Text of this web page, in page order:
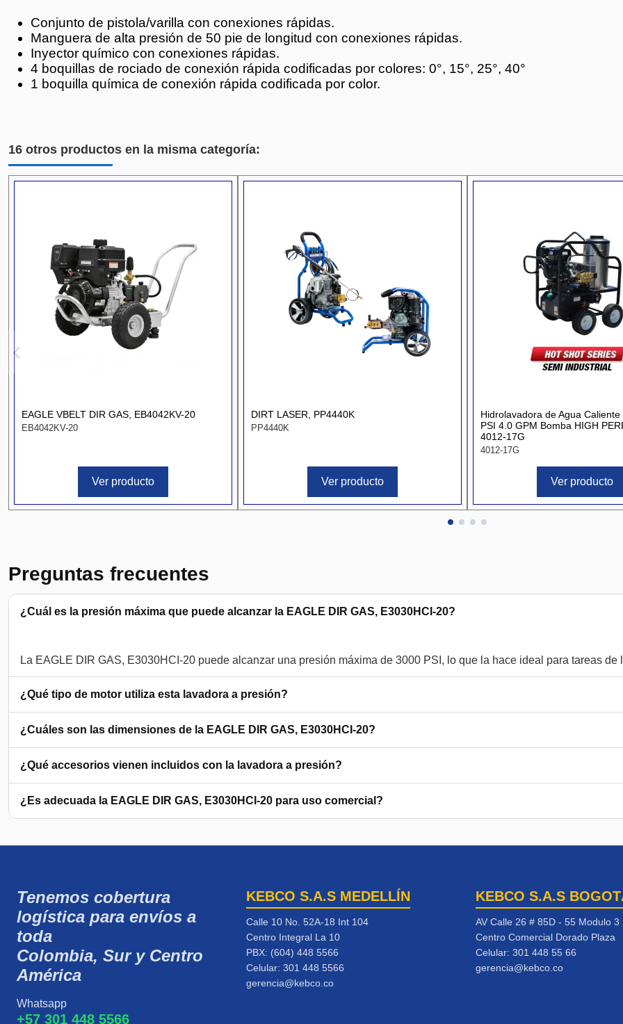
Conjunto de pistola/varilla con conexiones rápidas.
Manguera de alta presión de 50 pie de longitud con conexiones rápidas.
Inyector químico con conexiones rápidas.
4 boquillas de rociado de conexión rápida codificadas por colores: 0°, 15°, 25°, 40°
1 boquilla química de conexión rápida codificada por color.
16 otros productos en la misma categoría:
EAGLE VBELT DIR GAS, EB4042KV-20
EB4042KV-20
Ver producto
DIRT LASER, PP4440K
PP4440K
Ver producto
Hidrolavadora de Agua
PSI 4.0 GPM Bomba HIGH
4012-17G
4012-17G
Ver producto
Preguntas frecuentes
¿Cuál es la presión máxima que puede alcanzar la EAGLE DIR GAS, E3030HCI-20?
¿Qué tipo de motor utiliza esta lavadora a presión?
¿Cuáles son las dimensiones de la EAGLE DIR GAS, E3030HCI-20?
¿Qué accesorios vienen incluidos con la lavadora a presión?
¿Es adecuada la EAGLE DIR GAS, E3030HCI-20 para uso comercial?
Tenemos cobertura
logística para envíos a
toda
Colombia, Sur y Centro
América
Whatsapp
+57 301 448 5566
KEBCO S.A.S MEDELLÍN
Calle 10 No. 52A-18 Int 104
Centro Integral La 10
PBX: (604) 448 5566
Celular: 301 448 5566
gerencia@kebco.co
KEBCO S.A.S
AV Calle 26 # 85D - 55 Modulo 3
Centro Comercial Dorado Plaza
Celular: 301 448 55 66
gerencia@kebco.co